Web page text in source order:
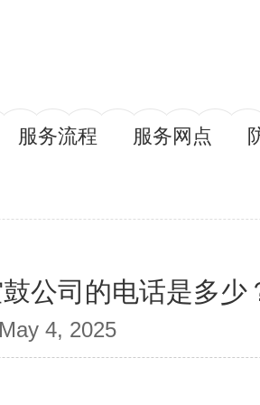
服务流程 服务网点
公司的电话是多少
May 4, 2025